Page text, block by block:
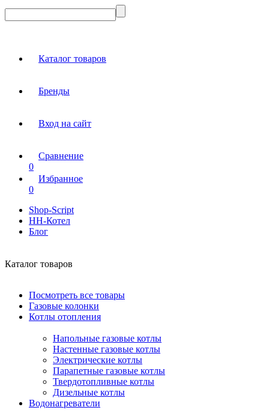
Каталог товаров
Бренды
Вход на сайт
Сравнение
0
Избранное
0
Shop-Script
НН-Котел
Блог
Каталог товаров
Посмотреть все товары
Газовые колонки
Котлы отопления
Напольные газовые котлы
Настенные газовые котлы
Электрические котлы
Парапетные газовые котлы
Твердотопливные котлы
Дизельные котлы
Водонагреватели